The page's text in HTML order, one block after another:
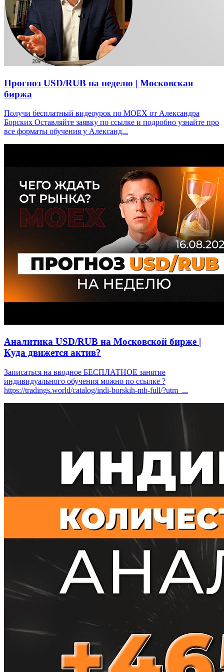
Прогноз USD/RUB на неделю | Московская
биржа
Получи бесплатный видеоурок по МОЕХ от Александра
Борских Оставляйте заявку по ссылке и подробно узнайте про
все форматы обучения у Александ...
Аналитика USD/RUB на Московской бирже |
Куда движется актив?
Записаться на вводное БЕСПЛАТНОЕ занятие
индивидуального обучения можно по ссылке ?
https://tradings.world/catalog/indi-borskih-mb-full/?utm_...